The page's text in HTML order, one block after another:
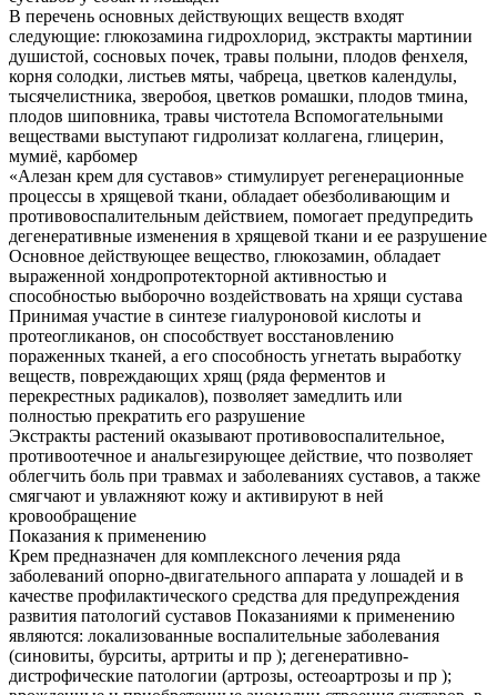
В перечень основных действующих веществ входят
следующие: глюкозамина гидрохлорид, экстракты мартинии
душистой, сосновых почек, травы полыни, плодов фенхеля,
корня солодки, листьев мяты, чабреца, цветков календулы,
тысячелистника, зверобоя, цветков ромашки, плодов тмина,
плодов шиповника, травы чистотела Вспомогательными
веществами выступают гидролизат коллагена, глицерин,
мумиё, карбомер
«Алезан крем для суставов» стимулирует регенерационные
процессы в хрящевой ткани, обладает обезболивающим и
противовоспалительным действием, помогает предупредить
дегенеративные изменения в хрящевой ткани и ее разрушение
Основное действующее вещество, глюкозамин, обладает
выраженной хондропротекторной активностью и
способностью выборочно воздействовать на хрящи сустава
Принимая участие в синтезе гиалуроновой кислоты и
протеогликанов, он способствует восстановлению
пораженных тканей, а его способность угнетать выработку
веществ, повреждающих хрящ (ряда ферментов и
перекрестных радикалов), позволяет замедлить или
полностью прекратить его разрушение
Экстракты растений оказывают противовоспалительное,
противоотечное и анальгезирующее действие, что позволяет
облегчить боль при травмах и заболеваниях суставов, а также
смягчают и увлажняют кожу и активируют в ней
кровообращение
Показания к применению
Крем предназначен для комплексного лечения ряда
заболеваний опорно-двигательного аппарата у лошадей и в
качестве профилактического средства для предупреждения
развития патологий суставов Показаниями к применению
являются: локализованные воспалительные заболевания
(синовиты, бурситы, артриты и пр ); дегенеративно-
дистрофические патологии (артрозы, остеоартрозы и пр );